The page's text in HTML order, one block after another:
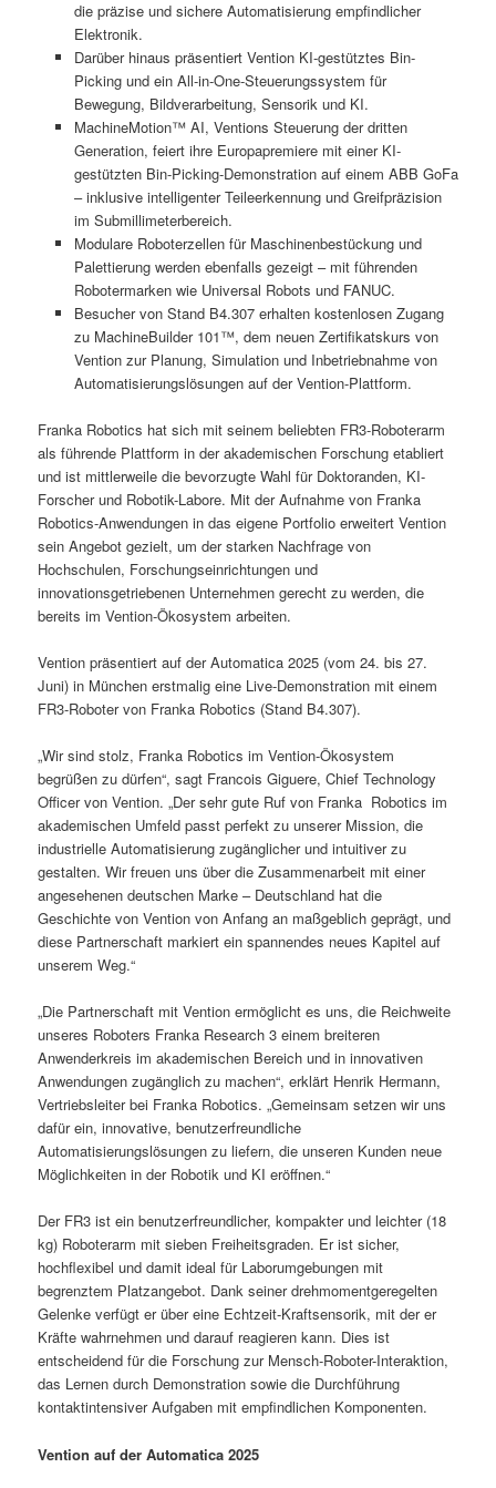
die präzise und sichere Automatisierung empfindlicher
Elektronik.
Darüber hinaus präsentiert Vention KI-gestütztes Bin-
Picking und ein All-in-One-Steuerungssystem für
Bewegung, Bildverarbeitung, Sensorik und KI.
MachineMotion™ AI, Ventions Steuerung der dritten
Generation, feiert ihre Europapremiere mit einer KI-
gestützten Bin-Picking-Demonstration auf einem ABB GoFa
– inklusive intelligenter Teileerkennung und Greifpräzision
im Submillimeterbereich.
Modulare Roboterzellen für Maschinenbestückung und
Palettierung werden ebenfalls gezeigt – mit führenden
Robotermarken wie Universal Robots und FANUC.
Besucher von Stand B4.307 erhalten kostenlosen Zugang
zu MachineBuilder 101™, dem neuen Zertifikatskurs von
Vention zur Planung, Simulation und Inbetriebnahme von
Automatisierungslösungen auf der Vention-Plattform.
Franka Robotics hat sich mit seinem beliebten FR3-Roboterarm
als führende Plattform in der akademischen Forschung etabliert
und ist mittlerweile die bevorzugte Wahl für Doktoranden, KI-
Forscher und Robotik-Labore. Mit der Aufnahme von Franka
Robotics-Anwendungen in das eigene Portfolio erweitert Vention
sein Angebot gezielt, um der starken Nachfrage von
Hochschulen, Forschungseinrichtungen und
innovationsgetriebenen Unternehmen gerecht zu werden, die
bereits im Vention-Ökosystem arbeiten.
Vention präsentiert auf der Automatica 2025 (vom 24. bis 27.
Juni) in München erstmalig eine Live-Demonstration mit einem
FR3-Roboter von Franka Robotics (Stand B4.307).
„Wir sind stolz, Franka Robotics im Vention-Ökosystem
begrüßen zu dürfen“, sagt Francois Giguere, Chief Technology
Officer von Vention. „Der sehr gute Ruf von Franka Robotics im
akademischen Umfeld passt perfekt zu unserer Mission, die
industrielle Automatisierung zugänglicher und intuitiver zu
gestalten. Wir freuen uns über die Zusammenarbeit mit einer
angesehenen deutschen Marke – Deutschland hat die
Geschichte von Vention von Anfang an maßgeblich geprägt, und
diese Partnerschaft markiert ein spannendes neues Kapitel auf
unserem Weg.“
„Die Partnerschaft mit Vention ermöglicht es uns, die Reichweite
unseres Roboters Franka Research 3 einem breiteren
Anwenderkreis im akademischen Bereich und in innovativen
Anwendungen zugänglich zu machen“, erklärt Henrik Hermann,
Vertriebsleiter bei Franka Robotics. „Gemeinsam setzen wir uns
dafür ein, innovative, benutzerfreundliche
Automatisierungslösungen zu liefern, die unseren Kunden neue
Möglichkeiten in der Robotik und KI eröffnen.“
Der FR3 ist ein benutzerfreundlicher, kompakter und leichter (18
kg) Roboterarm mit sieben Freiheitsgraden. Er ist sicher,
hochflexibel und damit ideal für Laborumgebungen mit
begrenztem Platzangebot. Dank seiner drehmomentgeregelten
Gelenke verfügt er über eine Echtzeit-Kraftsensorik, mit der er
Kräfte wahrnehmen und darauf reagieren kann. Dies ist
entscheidend für die Forschung zur Mensch-Roboter-Interaktion,
das Lernen durch Demonstration sowie die Durchführung
kontaktintensiver Aufgaben mit empfindlichen Komponenten.
Vention auf der Automatica 2025